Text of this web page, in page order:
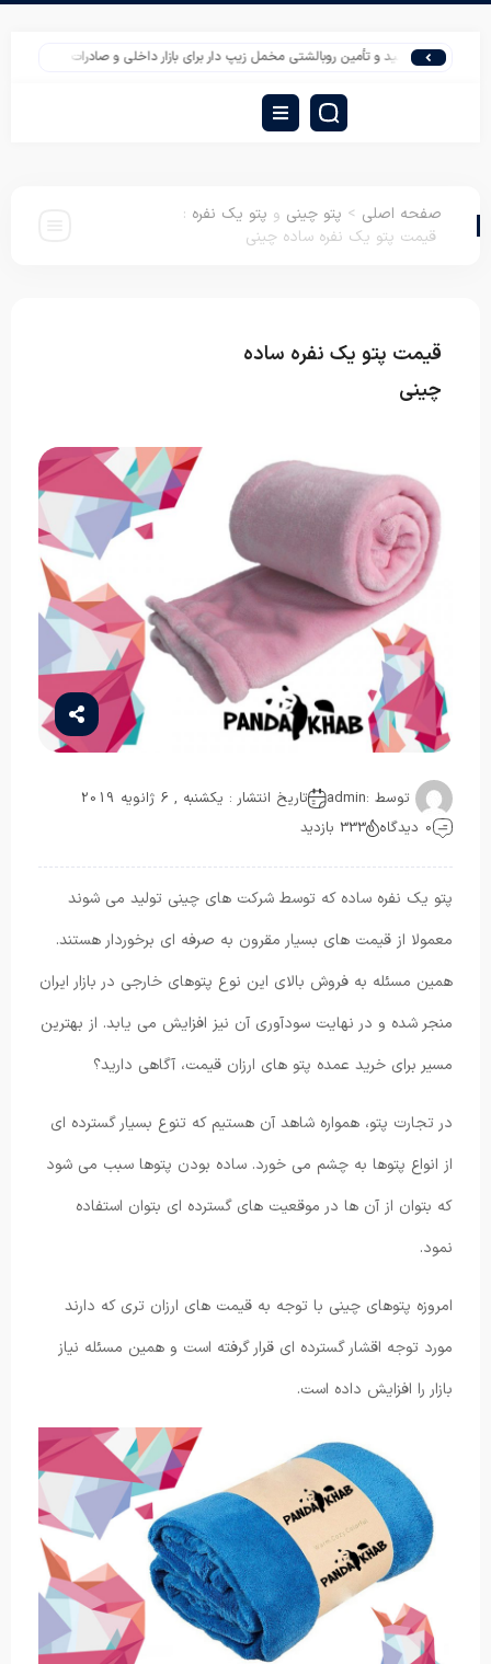
تولید و تأمین روبالشتی مخمل زیپ دار برای بازار داخلی و صادرات تأمین محافظ
صفحه اصلی > پتو چینی و پتو یک نفره :
قیمت پتو یک نفره ساده چینی
قیمت پتو یک نفره ساده
چینی
توسط :admin
تاریخ انتشار : یکشنبه , 6 ژانویه 2019
0 دیدگاه
333 بازدید
پتو یک نفره ساده که توسط شرکت های چینی تولید می شوند
معمولا از قیمت های بسیار مقرون به صرفه ای برخوردار هستند.
همین مسئله به فروش بالای این نوع پتوهای خارجی در بازار ایران
منجر شده و در نهایت سودآوری آن نیز افزایش می یابد. از بهترین
مسیر برای خرید عمده پتو های ارزان قیمت، آگاهی دارید؟
در تجارت پتو، همواره شاهد آن هستیم که تنوع بسیار گسترده ای
از انواع پتوها به چشم می خورد. ساده بودن پتوها سبب می شود
که بتوان از آن ها در موقعیت های گسترده ای بتوان استفاده
نمود.
امروزه پتوهای چینی با توجه به قیمت های ارزان تری که دارند
مورد توجه اقشار گسترده ای قرار گرفته است و همین مسئله نیاز
بازار را افزایش داده است.